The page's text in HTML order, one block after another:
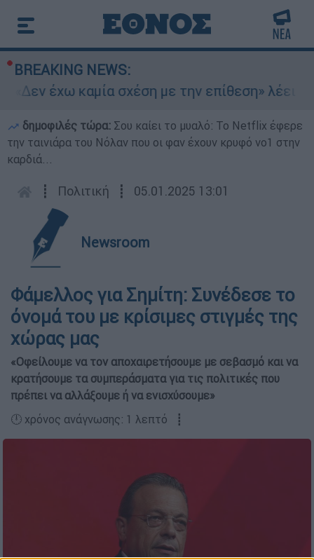
BREAKING NEWS:
έχω καμία σχέση με την επίθεση» λέει η
δημοφιλές τώρα: Σου καίει το μυαλό: Το Netflix έφερε
την ταινιάρα του Νόλαν που οι φαν έχουν κρυφό νο1 στην
καρδιά...
┋ Πολιτική ┋ 05.01.2025 13:01
Newsroom
Φάμελλος για Σημίτη: Συνέδεσε το
όνομά του με κρίσιμες στιγμές της
χώρας μας
«Οφείλουμε να τον αποχαιρετήσουμε με σεβασμό και να
κρατήσουμε τα συμπεράσματα για τις πολιτικές που
πρέπει να αλλάξουμε ή να ενισχύσουμε»
🕛 χρόνος ανάγνωσης: 1 λεπτό ┋